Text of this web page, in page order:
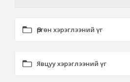
Өргөн хэрэглээний үг
Явцуу хэрэглээний үг